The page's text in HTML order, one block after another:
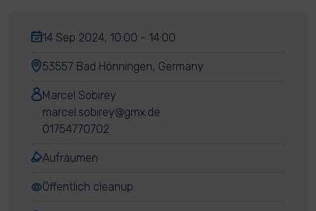
14 Sep 2024, 10:00 - 14:00
53557 Bad Hönningen, Germany
Marcel Sobirey
marcel.sobirey@gmx.de
01754770702
Aufräumen
Öffentlich cleanup